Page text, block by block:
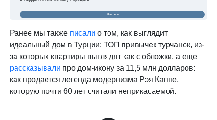
Читать
Ранее мы также писали о том, как выглядит
идеальный дом в Турции: ТОП привычек турчанок, из-
за которых квартиры выглядят как с обложки, а еще
рассказывали про дом-икону за 11,5 млн долларов:
как продается легенда модернизма Рэя Каппе,
которую почти 60 лет считали неприкасаемой.